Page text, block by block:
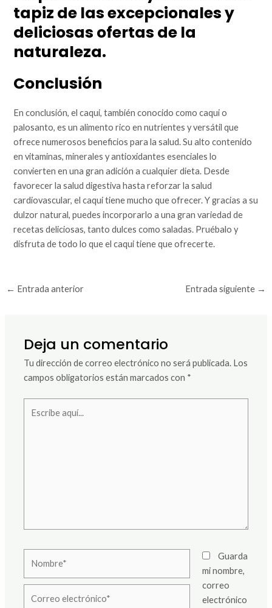
tapiz de las excepcionales y
deliciosas ofertas de la
naturaleza.
Conclusión
En conclusión, el caqui, también conocido como caqui o
palosanto, es un alimento rico en nutrientes y versátil que
ofrece numerosos beneficios para la salud. Su alto contenido
en vitaminas, minerales y antioxidantes esenciales lo
convierten en una gran adición a cualquier dieta. Desde
favorecer la salud digestiva hasta reforzar la salud
cardiovascular, el caqui tiene mucho que ofrecer. Y gracias a su
dulzor natural, puedes incorporarlo a una gran variedad de
recetas deliciosas, tanto dulces como saladas. Pruébalo y
disfruta de todo lo que el caqui tiene que ofrecerte.
← Entrada anterior Entrada siguiente →
Deja un comentario
Tu dirección de correo electrónico no será publicada. Los
campos obligatorios están marcados con *
aquí...
electrónico*
Guarda
mi nombre,
correo
electrónico